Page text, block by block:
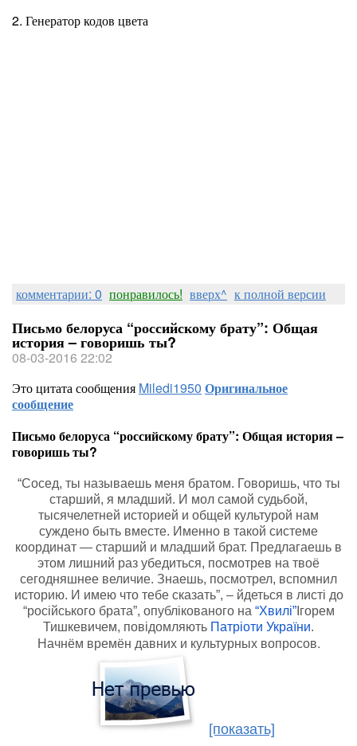
2. Генератор кодов цвета
комментарии: 0 понравилось! вверх^ к полной версии
Письмо белоруса “российскому брату”: Общая
история – говоришь ты?
08-03-2016 22:02
Это цитата сообщения Miledi1950 Оригинальное
сообщение
Письмо белоруса “российскому брату”: Общая история –
говоришь ты?
“Сосед, ты называешь меня братом. Говоришь, что ты
старший, я младший. И мол самой судьбой,
тысячелетней историей и общей культурой нам
суждено быть вместе. Именно в такой системе
координат — старший и младший брат. Предлагаешь в
этом лишний раз убедиться, посмотрев на твоё
сегодняшнее величие. Знаешь, посмотрел, вспомнил
историю. И имею что тебе сказать”, – йдеться в листі до
“російського брата”, опублікованого на “Хвилі”Ігорем
Тишкевичем, повідомляють Патріоти України.
Начнём времён давних и культурных вопросов.
[показать]